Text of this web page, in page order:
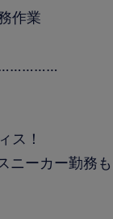
作業
ス！
ニーカー勤務